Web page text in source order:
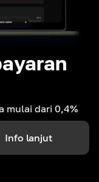
mulai dari 0,4%
Info lanjut